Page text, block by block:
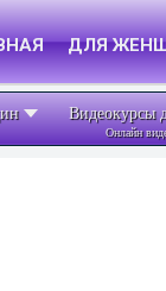
ДЛЯ
Видеокурсы
Онлайн